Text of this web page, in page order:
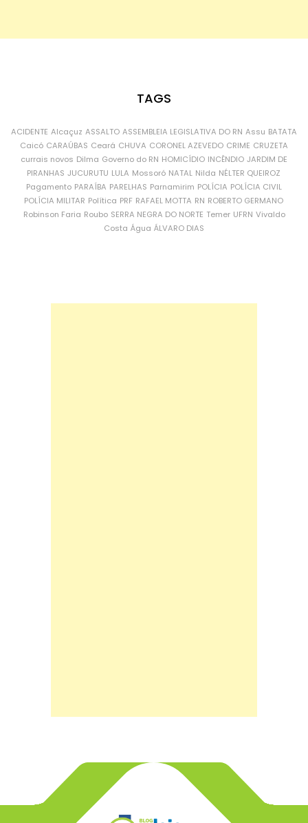
TAGS
ACIDENTE Alcaçuz ASSALTO ASSEMBLEIA LEGISLATIVA DO RN Assu BATATA
Caicó CARAÚBAS Ceará CHUVA CORONEL AZEVEDO CRIME CRUZETA
currais novos Dilma Governo do RN HOMICÍDIO INCÊNDIO JARDIM DE
PIRANHAS JUCURUTU LULA Mossoró NATAL Nilda NÉLTER QUEIROZ
Pagamento PARAÍBA PARELHAS Parnamirim POLÍCIA POLÍCIA CIVIL
POLÍCIA MILITAR Política PRF RAFAEL MOTTA RN ROBERTO GERMANO
Robinson Faria Roubo SERRA NEGRA DO NORTE Temer UFRN Vivaldo
Costa Água ÁLVARO DIAS